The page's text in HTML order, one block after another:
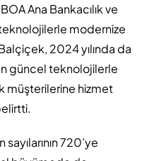
Ana Bankacılık ve
modernize
2024 yılında da
güncel teknolojilerle
müşterilerine hizmet
720’ye